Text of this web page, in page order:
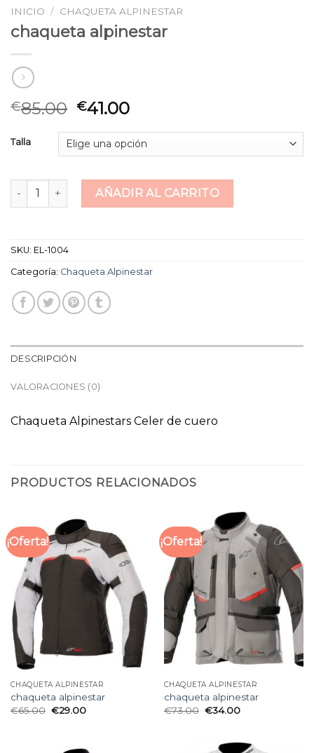
INICIO / CHAQUETA ALPINESTAR
chaqueta alpinestar
€85.00 €41.00
Talla
chaqueta alpinestar cantidadAÑADIR AL CARRITO
SKU: EL-1004
Categoría: Chaqueta Alpinestar
DESCRIPCIÓN
VALORACIONES (0)
Chaqueta Alpinestars Celer de cuero
PRODUCTOS RELACIONADOS
¡Oferta!
CHAQUETA ALPINESTAR
chaqueta alpinestar
€65.00 €29.00
¡Oferta!
CHAQUETA ALPINESTAR
chaqueta alpinestar
€73.00 €34.00